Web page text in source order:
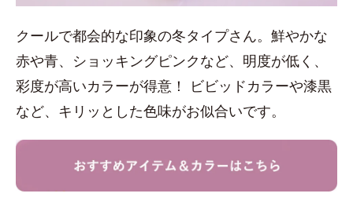
クールで都会的な印象の冬タイプさん。鮮やかな
赤や青、ショッキングピンクなど、明度が低く、
彩度が高いカラーが得意！ ビビッドカラーや漆黒
など、キリッとした色味がお似合いです。